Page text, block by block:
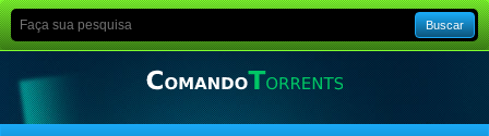
Buscar